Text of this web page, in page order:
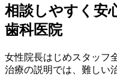
相談しやすく安
歯科医院
女性院長はじめスタッフ
治療の説明では、難しい